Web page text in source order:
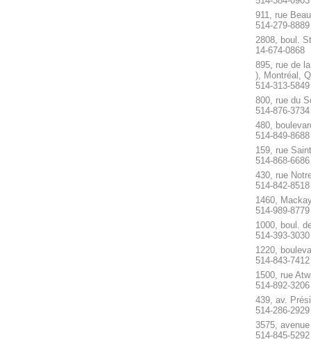
911, rue
514-279-8889
2808, boul.
14-674-0868
895, rue de
), Montréal,
514-313-5849
800, rue du
514-876-3734
480,
514-849-8688
159, rue
514-868-6686
430, rue
514-842-8518
1460,
514-989-8779
1000, boul.
514-393-3030
1220,
514-843-7412
1500, rue
514-892-3206
439, av.
514-286-2929
3575,
514-845-5292